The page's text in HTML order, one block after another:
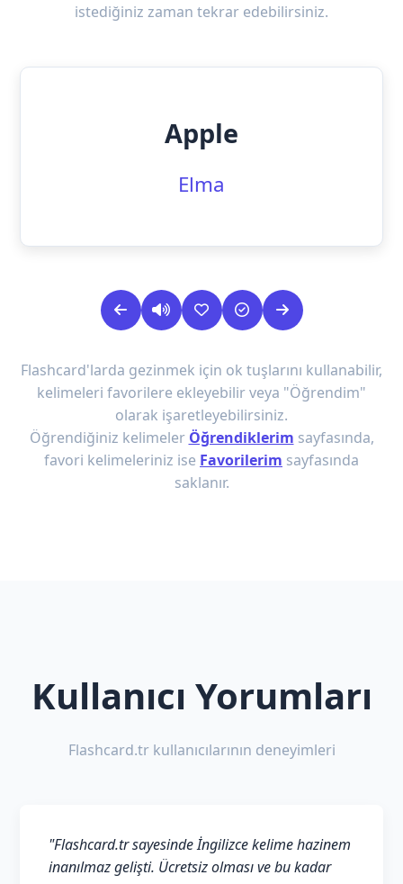
istediğiniz zaman tekrar edebilirsiniz.
Apple
Elma
Flashcard'larda gezinmek için ok tuşlarını kullanabilir,
kelimeleri favorilere ekleyebilir veya "Öğrendim"
olarak işaretleyebilirsiniz.
Öğrendiğiniz kelimeler Öğrendiklerim sayfasında,
favori kelimeleriniz ise Favorilerim sayfasında
saklanır.
Kullanıcı Yorumları
Flashcard.tr kullanıcılarının deneyimleri
"Flashcard.tr sayesinde İngilizce kelime hazinem
inanılmaz gelişti. Ücretsiz olması ve bu kadar